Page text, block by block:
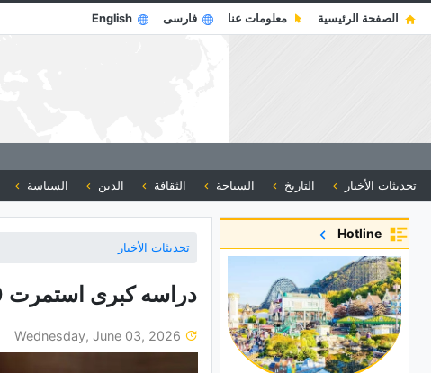
الصفحة الرئيسية معلومات عنا فارسی English
تحديثات الأخبار التاريخ السياحة الثقافة الدين السياسة
تحديثات الأخبار
دراسه کبرى استمرت 30 عامًا: الکشف عن السر الحقیقی لصحه القلب
Hotline